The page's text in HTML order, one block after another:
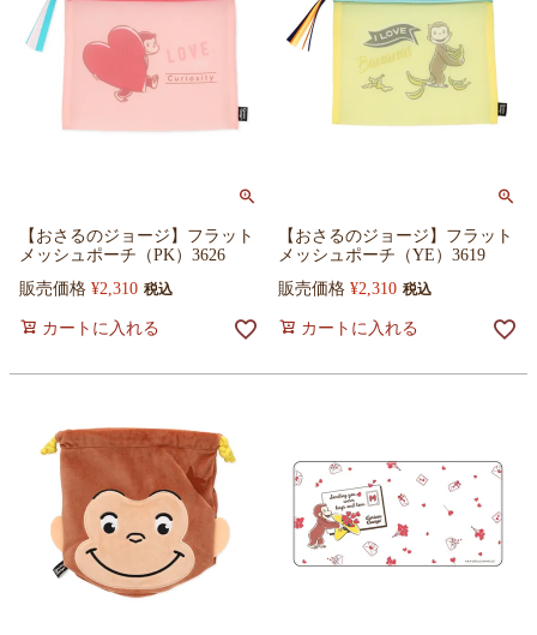
【おさるのジョージ】フラット
メッシュポーチ（PK）3626
販売価格 ¥2,310 税込
カートに入れる
【おさるのジョージ】フラット
メッシュポーチ（YE）3619
販売価格 ¥2,310 税込
カートに入れる